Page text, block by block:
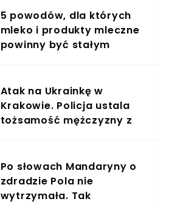
5 powodów, dla których
mleko i produkty mleczne
powinny być stałym
Atak na Ukrainkę w
Krakowie. Policja ustala
tożsamość mężczyzny z
Po słowach Mandaryny o
zdradzie Pola nie
wytrzymała. Tak